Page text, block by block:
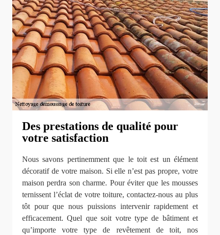
Des prestations de qualité pour
votre satisfaction
Nous savons pertinemment que le toit est un élément
décoratif de votre maison. Si elle n’est pas propre, votre
maison perdra son charme. Pour éviter que les mousses
ternissent l’éclat de votre toiture, contactez-nous au plus
tôt pour que nous puissions intervenir rapidement et
efficacement. Quel que soit votre type de bâtiment et
qu’importe votre type de revêtement de toit, nos